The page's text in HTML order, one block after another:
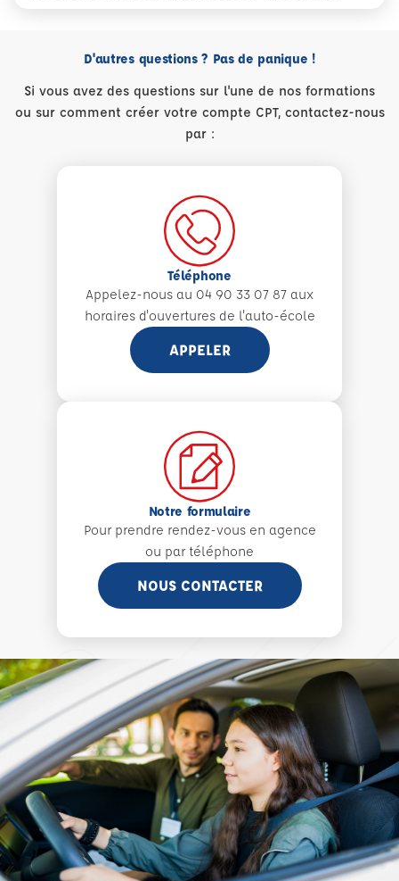
D'autres questions ? Pas de panique !
Si vous avez des questions sur l'une de nos formations
ou sur comment créer votre compte CPT, contactez-nous
par :
Téléphone
Appelez-nous au 04 90 33 07 87 aux
horaires d'ouvertures de l'auto-école
APPELER
Notre formulaire
Pour prendre rendez-vous en agence
ou par téléphone
NOUS CONTACTER